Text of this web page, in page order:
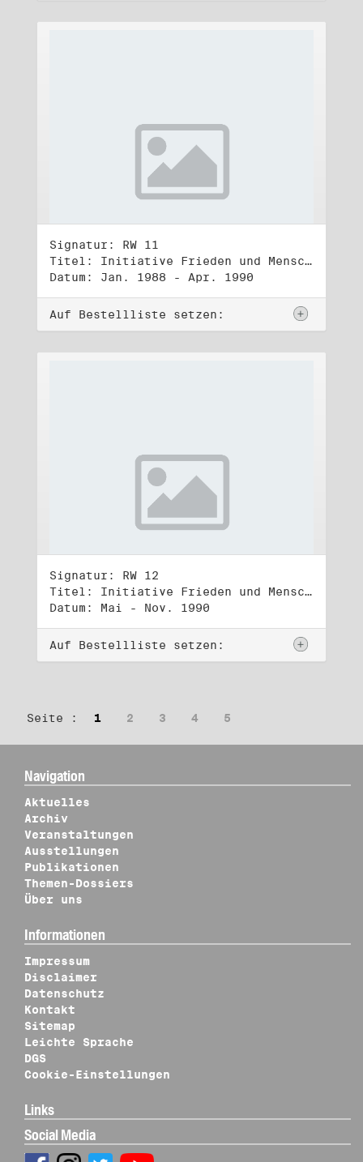
Signatur: RW 11
Titel: Initiative Frieden und Menschenrechte (1)
Datum: Jan. 1988 - Apr. 1990
Auf Bestellliste setzen:
Signatur: RW 12
Titel: Initiative Frieden und Menschenrechte (2)
Datum: Mai - Nov. 1990
Auf Bestellliste setzen:
Seite : 1 2 3 4 5
Navigation
Aktuelles
Archiv
Veranstaltungen
Ausstellungen
Publikationen
Themen-Dossiers
Über uns
Informationen
Impressum
Disclaimer
Datenschutz
Kontakt
Sitemap
Leichte Sprache
DGS
Cookie-Einstellungen
Links
Social Media